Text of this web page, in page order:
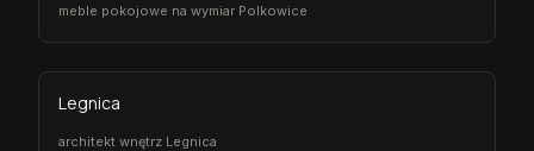
meble pokojowe na wymiar Polkowice
Legnica
architekt wnętrz Legnica